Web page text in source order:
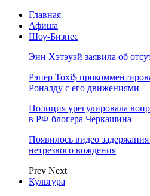
Главная
Афиша
Шоу-Бизнес
Энн Хэтэуэй заявила об
Рэпер Toxi$
Роналду с его движениями
Полиция урегулировала
в РФ блогера Черкашина
Появилось видео
нетрезвого вождения
Prev Next
Культура